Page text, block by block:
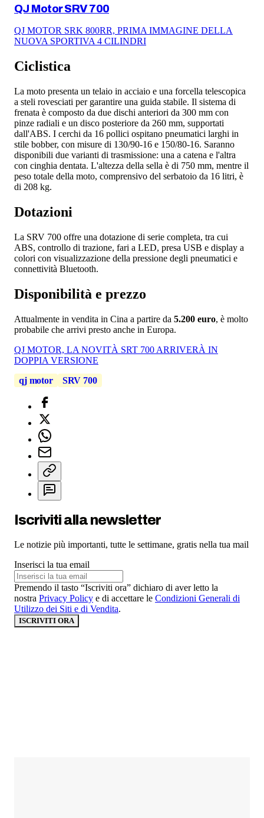
QJ Motor SRV 700
QJ MOTOR SRK 800RR, PRIMA IMMAGINE DELLA
NUOVA SPORTIVA 4 CILINDRI
Ciclistica
La moto presenta un telaio in acciaio e una forcella telescopica
a steli rovesciati per garantire una guida stabile. Il sistema di
frenata è composto da due dischi anteriori da 300 mm con
pinze radiali e un disco posteriore da 260 mm, supportati
dall'ABS. I cerchi da 16 pollici ospitano pneumatici larghi in
stile bobber, con misure di 130/90-16 e 150/80-16. Saranno
disponibili due varianti di trasmissione: una a catena e l'altra
con cinghia dentata. L'altezza della sella è di 750 mm, mentre il
peso totale della moto, comprensivo del serbatoio da 16 litri, è
di 208 kg.
Dotazioni
La SRV 700 offre una dotazione di serie completa, tra cui
ABS, controllo di trazione, fari a LED, presa USB e display a
colori con visualizzazione della pressione degli pneumatici e
connettività Bluetooth.
Disponibilità e prezzo
Attualmente in vendita in Cina a partire da 5.200 euro, è molto
probabile che arrivi presto anche in Europa.
QJ MOTOR, LA NOVITÀ SRT 700 ARRIVERÀ IN
DOPPIA VERSIONE
qj motor
SRV 700
Iscriviti alla newsletter
Le notizie più importanti, tutte le settimane, gratis nella tua mail
Inserisci la tua email
Premendo il tasto “Iscriviti ora” dichiaro di aver letto la
nostra Privacy Policy e di accettare le Condizioni Generali di
Utilizzo dei Siti e di Vendita.
ISCRIVITI ORA